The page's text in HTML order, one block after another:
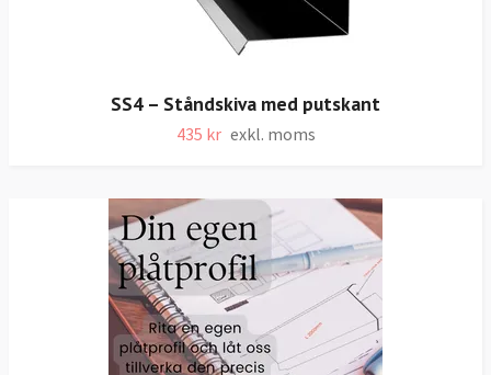
SS4 – Ståndskiva med putskant
435 kr exkl. moms